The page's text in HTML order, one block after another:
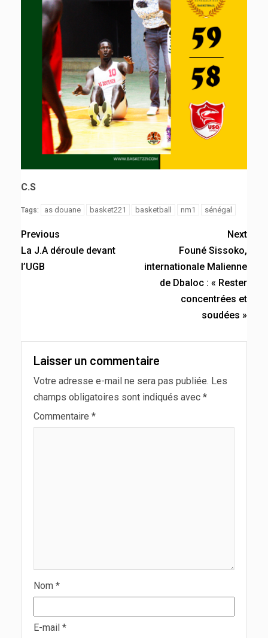
C.S
Tags: as douane basket221 basketball nm1 sénégal
Previous
La J.A déroule devant
l’UGB
Next
Founé Sissoko,
internationale Malienne
de Dbaloc : « Rester
concentrées et
soudées »
Laisser un commentaire
Votre adresse e-mail ne sera pas publiée. Les
champs obligatoires sont indiqués avec *
Commentaire *
Nom *
E-mail *